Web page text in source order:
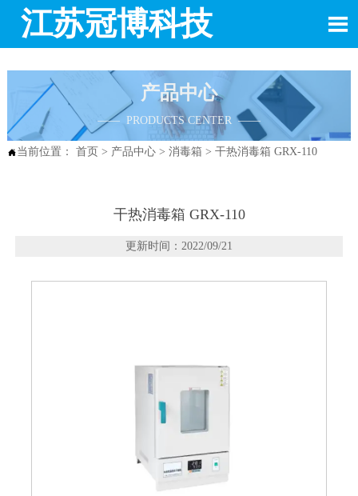
江苏冠博科技 
产品中心
—— PRODUCTS CENTER ——
当前位置： 首页 > 产品中心> 消毒箱 > 干热消毒箱 GRX-110
干热消毒箱 GRX-110
更新时间：2022/09/21